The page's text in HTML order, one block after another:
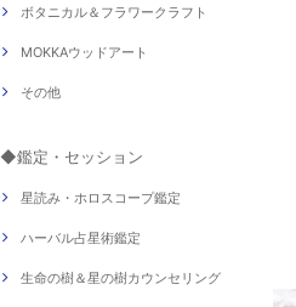
ボタニカル＆フラワークラフト
MOKKAウッドアート
その他
◆鑑定・セッション
星読み・ホロスコープ鑑定
ハーバル占星術鑑定
生命の樹＆星の樹カウンセリング